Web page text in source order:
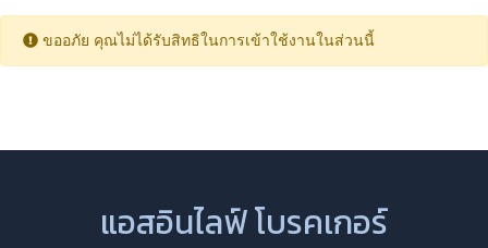
ขออภัย คุณไม่ได้รับสิทธิในการเข้าใช้งานในส่วนนี้
แอสอินไลฟ์ โบรคเกอร์